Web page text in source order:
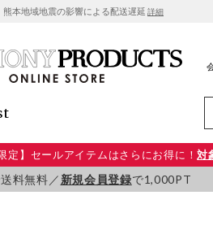
熊本地域地震の影響による配送遅延 詳細
定】セールアイテムはさらにお得に！対
料無料／ 新規会員登録で1,000PT